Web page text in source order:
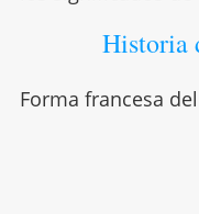
Historia
Forma francesa